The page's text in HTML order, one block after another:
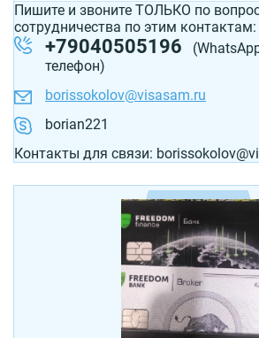
Пишите и звоните ТОЛЬКО по
сотрудничества по этим контактам:
+79040505196
телефон)
borissokolov@visasam.ru
borian221
Контакты для связи: